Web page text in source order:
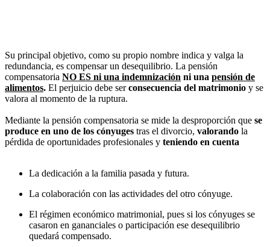
Su principal objetivo, como su propio nombre indica y valga la
redundancia, es compensar un desequilibrio. La pensión
compensatoria NO ES ni una indemnización ni una pensión de
alimentos. El perjuicio debe serconsecuencia del matrimonio y se
valora al momento de la ruptura.
Mediante la pensión compensatoria se mide la desproporción que se
produce en uno de los cónyuges tras el divorcio, valorando la
pérdida de oportunidades profesionales y teniendo en cuenta
La dedicación a la familia pasada y futura.
La colaboración con las actividades del otro cónyuge.
El régimen económico matrimonial, pues si los cónyuges se
casaron en gananciales o participación ese desequilibrio
quedará compensado.